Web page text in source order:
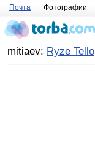
Почта Фотографии
mitiaev: Ryze Tello